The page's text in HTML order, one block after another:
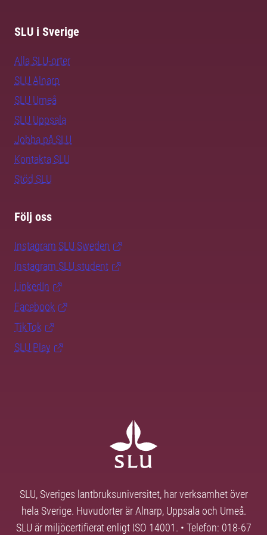
SLU i Sverige
Alla SLU-orter
SLU Alnarp
SLU Umeå
SLU Uppsala
Jobba på SLU
Kontakta SLU
Stöd SLU
Följ oss
Instagram SLU.Sweden
Instagram SLU.student
LinkedIn
Facebook
TikTok
SLU Play
SLU, Sveriges lantbruksuniversitet, har verksamhet över
hela Sverige. Huvudorter är Alnarp, Uppsala och Umeå.
SLU är miljöcertifierat enligt ISO 14001. • Telefon: 018-67